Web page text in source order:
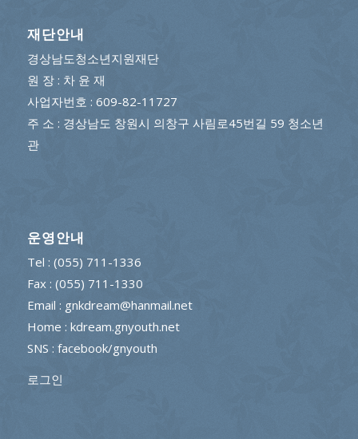
재단안내
경상남도청소년지원재단
원 장 : 차 윤 재
사업자번호 : 609-82-11727
주 소 : 경상남도 창원시 의창구 사림로45번길 59 청소년
관
운영안내
Tel : (055) 711-1336
Fax : (055) 711-1330
Email : gnkdream@hanmail.net
Home : kdream.gnyouth.net
SNS : facebook/gnyouth
로그인